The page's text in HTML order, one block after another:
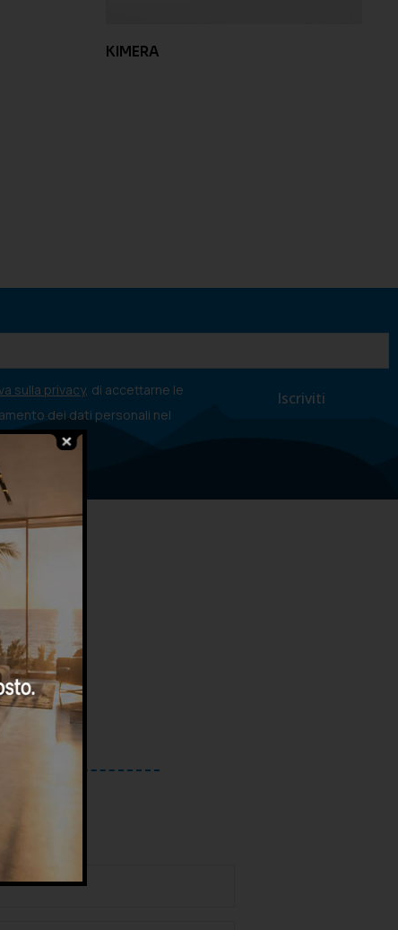
KIMERA
sulla privacy, di accettarne le
dei dati personali nel